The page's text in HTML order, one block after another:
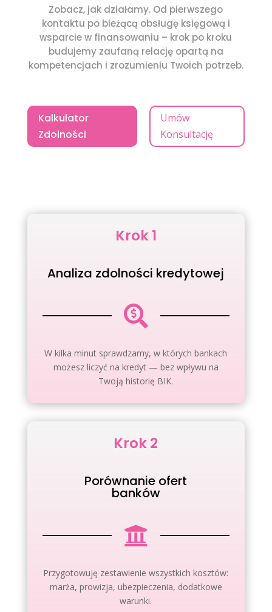
Zobacz, jak działamy. Od pierwszego
kontaktu po bieżącą obsługę księgową i
wsparcie w finansowaniu – krok po kroku
budujemy zaufaną relację opartą na
kompetencjach i zrozumieniu Twoich potrzeb.
Kalkulator
Zdolności
Umów
Konsultację
Krok 1
Analiza zdolności kredytowej

W kilka minut sprawdzamy, w których bankach
możesz liczyć na kredyt — bez wpływu na
Twoją historię BIK.
Krok 2
Porównanie ofert
banków

Przygotowuję zestawienie wszystkich kosztów:
marża, prowizja, ubezpieczenia, dodatkowe
warunki.